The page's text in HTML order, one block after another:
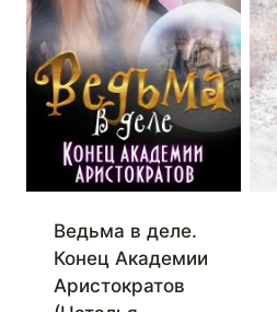
Ведьма в деле.
Конец Академии
Аристократов